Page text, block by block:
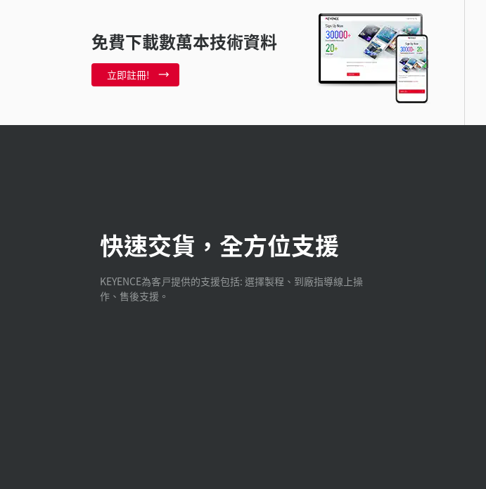
免費下載數萬本技術資料
立即註冊!
快速交貨，全方位支援
KEYENCE為客戸提供的支援包括: 選擇製程、到廠指導線上操
作、售後支援。